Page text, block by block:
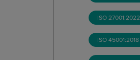
ISO 27001:2022
ISO 45001:2018